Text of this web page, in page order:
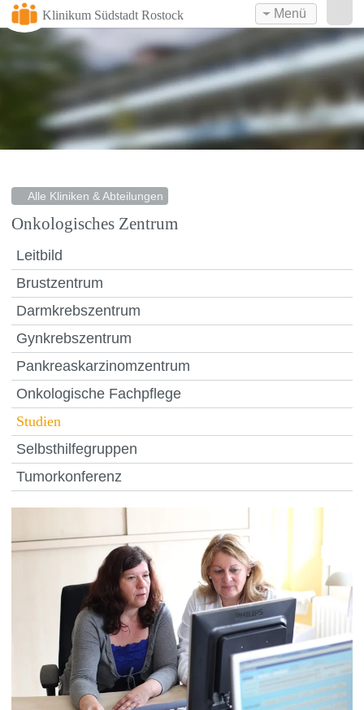
Klinikum Südstadt Rostock Menü
Alle Kliniken & Abteilungen
Onkologisches Zentrum
Leitbild
Brustzentrum
Darmkrebszentrum
Gynkrebszentrum
Pankreaskarzinomzentrum
Onkologische Fachpflege
Studien
Selbsthilfegruppen
Tumorkonferenz